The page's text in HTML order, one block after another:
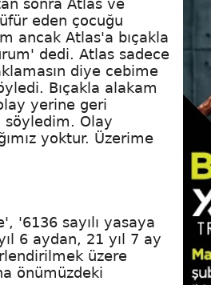
sonra Atlas ve
eden çocuğu
ancak Atlas'a bıçakla
dedi. Atlas sadece
diye cebime
Bıçakla alakam
yerine geri
söyledim. Olay
yoktur. Üzerime
'6136 sayılı yasaya
6 aydan, 21 yıl 7 ay
üzere
önümüzdeki